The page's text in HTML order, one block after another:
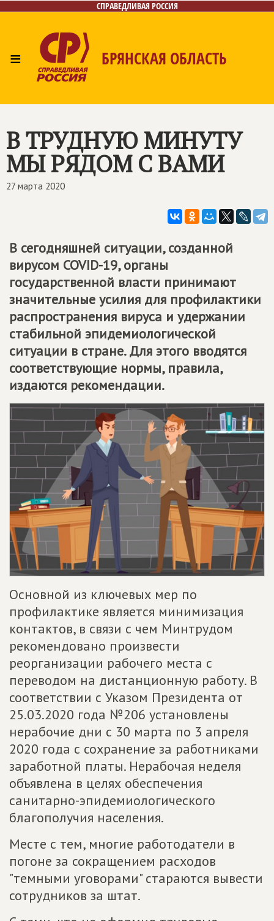
СПРАВЕДЛИВАЯ РОССИЯ
≡ БРЯНСКАЯ ОБЛАСТЬ
Контакты
В ТРУДНУЮ МИНУТУ
МЫ РЯДОМ С ВАМИ
27 марта 2020
В сегодняшней ситуации, созданной
вирусом COVID-19, органы
государственной власти принимают
значительные усилия для профилактики
распространения вируса и удержании
стабильной эпидемиологической
ситуации в стране. Для этого вводятся
соответствующие нормы, правила,
издаются рекомендации.
Основной из ключевых мер по
профилактике является минимизация
контактов, в связи с чем Минтрудом
рекомендовано произвести
реорганизации рабочего места с
переводом на дистанционную работу. В
соответствии с Указом Президента от
25.03.2020 года №206 установлены
нерабочие дни с 30 марта по 3 апреля
2020 года с сохранение за работниками
заработной платы. Нерабочая неделя
объявлена в целях обеспечения
санитарно-эпидемиологического
благополучия населения.
Месте с тем, многие работодатели в
погоне за сокращением расходов
"темными уговорами" стараются вывести
сотрудников за штат.